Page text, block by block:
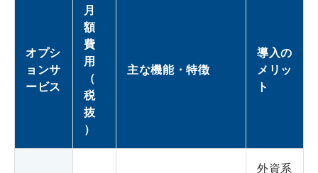
オプシ
ョンサ
ービス
月
額
費
用
（
税
抜
）
主な機能・特徴
導入の
メリッ
ト
外資系